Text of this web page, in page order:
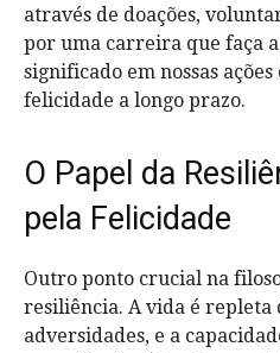
através de doações,
por uma carreira que faça
significado em nossas
felicidade a longo prazo.
O Papel da
pela Felicidade
Outro ponto crucial na
resiliência. A vida é repleta
adversidades, e a